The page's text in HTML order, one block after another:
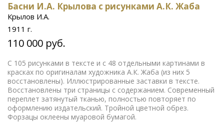
Басни И.А. Крылова с рисунками А.К. Жаба
Крылов И.А.
1911 г.
110 000 руб.
С 105 рисунками в тексте и с 48 отдельными картинами в
красках по оригиналам художника А.К. Жаба (из них 5
восстановлены). Иллюстрированные заставки в тексте.
Восстановлены три страницы с содержанием. Современный
переплет затянутый тканью, полностью повторяет по
оформлению издательский. Тройной цветной обрез.
Форзацы оклеены муаровой бумагой.